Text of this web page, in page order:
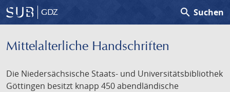
GDZ search Suchen
Mittelalterliche Handschriften
Die Niedersächsische Staats- und Universitätsbibliothek
Göttingen besitzt knapp 450 abendländische